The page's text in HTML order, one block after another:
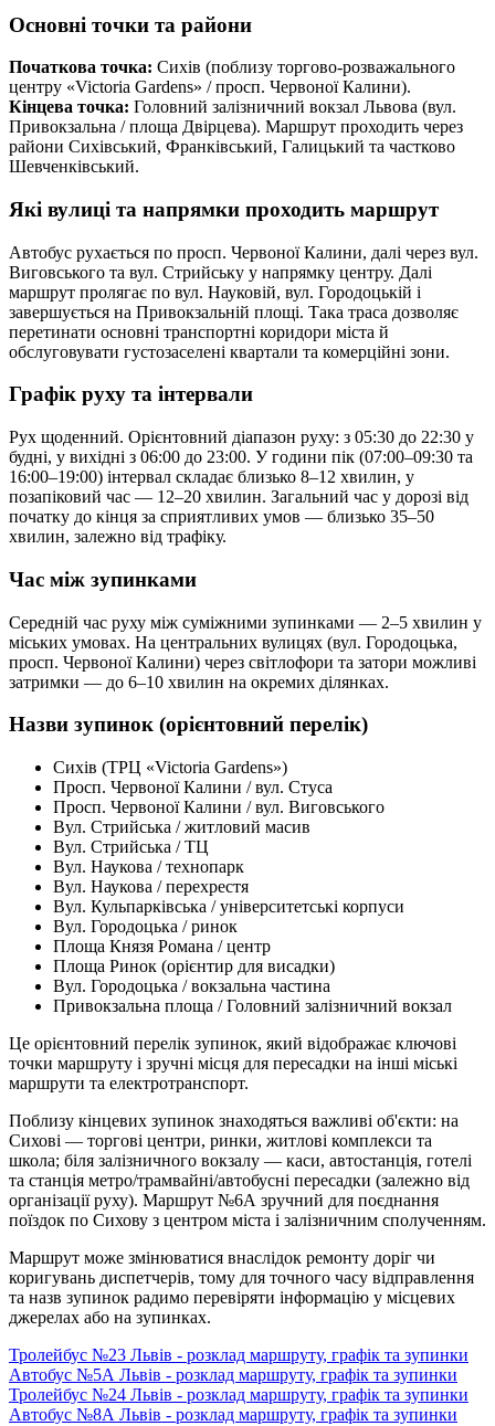
Основні точки та райони
Початкова точка: Сихів (поблизу торгово-розважального
центру «Victoria Gardens» / просп. Червоної Калини).
Кінцева точка: Головний залізничний вокзал Львова (вул.
Привокзальна / площа Двірцева). Маршрут проходить через
райони Сихівський, Франківський, Галицький та частково
Шевченківський.
Які вулиці та напрямки проходить маршрут
Автобус рухається по просп. Червоної Калини, далі через вул.
Виговського та вул. Стрийську у напрямку центру. Далі
маршрут пролягає по вул. Науковій, вул. Городоцькій і
завершується на Привокзальній площі. Така траса дозволяє
перетинати основні транспортні коридори міста й
обслуговувати густозаселені квартали та комерційні зони.
Графік руху та інтервали
Рух щоденний. Орієнтовний діапазон руху: з 05:30 до 22:30 у
будні, у вихідні з 06:00 до 23:00. У години пік (07:00–09:30 та
16:00–19:00) інтервал складає близько 8–12 хвилин, у
позапіковий час — 12–20 хвилин. Загальний час у дорозі від
початку до кінця за сприятливих умов — близько 35–50
хвилин, залежно від трафіку.
Час між зупинками
Середній час руху між суміжними зупинками — 2–5 хвилин у
міських умовах. На центральних вулицях (вул. Городоцька,
просп. Червоної Калини) через світлофори та затори можливі
затримки — до 6–10 хвилин на окремих ділянках.
Назви зупинок (орієнтовний перелік)
Сихів (ТРЦ «Victoria Gardens»)
Просп. Червоної Калини / вул. Стуса
Просп. Червоної Калини / вул. Виговського
Вул. Стрийська / житловий масив
Вул. Стрийська / ТЦ
Вул. Наукова / технопарк
Вул. Наукова / перехрестя
Вул. Кульпарківська / університетські корпуси
Вул. Городоцька / ринок
Площа Князя Романа / центр
Площа Ринок (орієнтир для висадки)
Вул. Городоцька / вокзальна частина
Привокзальна площа / Головний залізничний вокзал
Це орієнтовний перелік зупинок, який відображає ключові
точки маршруту і зручні місця для пересадки на інші міські
маршрути та електротранспорт.
Поблизу кінцевих зупинок знаходяться важливі об'єкти: на
Сихові — торгові центри, ринки, житлові комплекси та
школа; біля залізничного вокзалу — каси, автостанція, готелі
та станція метро/трамвайні/автобусні пересадки (залежно від
організації руху). Маршрут №6А зручний для поєднання
поїздок по Сихову з центром міста і залізничним сполученням.
Маршрут може змінюватися внаслідок ремонту доріг чи
коригувань диспетчерів, тому для точного часу відправлення
та назв зупинок радимо перевіряти інформацію у місцевих
джерелах або на зупинках.
Тролейбус №23 Львів - розклад маршруту, графік та зупинки
Автобус №5А Львів - розклад маршруту, графік та зупинки
Тролейбус №24 Львів - розклад маршруту, графік та зупинки
Автобус №8А Львів - розклад маршруту, графік та зупинки